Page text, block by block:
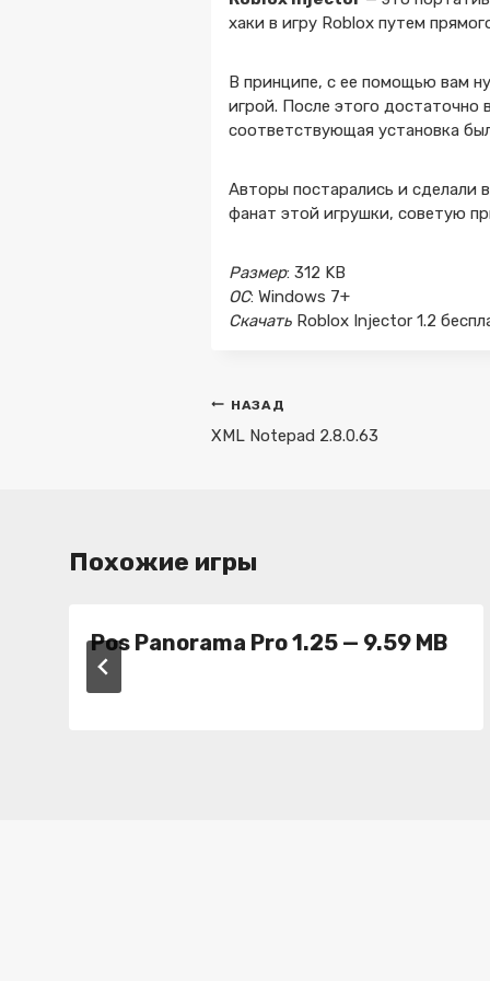
хаки в игру Roblox путем
В принципе, с ее помощью вам
игрой. После этого
соответствующая установка
Авторы постарались и сделали
фанат этой игрушки, советую
Размер: 312 KB
ОС: Windows 7+
Скачать Roblox Injector 1.2
Навигация
по
НАЗАД
XML Notepad 2.8.0.63
Похожие игры
Pos Panorama Pro 1.25 — 9.59 MB